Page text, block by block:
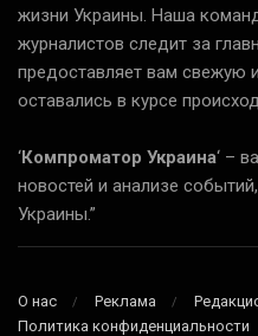
жизни Украины. Наша
журналистов следит за
предоставляет вам
оставались в курсе
‘Компроматор Украина‘ –
новостей и анализе
Украины.”
О нас Реклама
Политика конфиденциальности